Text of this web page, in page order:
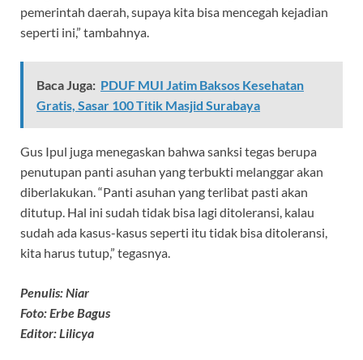
pemerintah daerah, supaya kita bisa mencegah kejadian
seperti ini,” tambahnya.
Baca Juga: PDUF MUI Jatim Baksos Kesehatan
Gratis, Sasar 100 Titik Masjid Surabaya
Gus Ipul juga menegaskan bahwa sanksi tegas berupa
penutupan panti asuhan yang terbukti melanggar akan
diberlakukan. “Panti asuhan yang terlibat pasti akan
ditutup. Hal ini sudah tidak bisa lagi ditoleransi, kalau
sudah ada kasus-kasus seperti itu tidak bisa ditoleransi,
kita harus tutup,” tegasnya.
Penulis: Niar
Foto: Erbe Bagus
Editor: Lilicya